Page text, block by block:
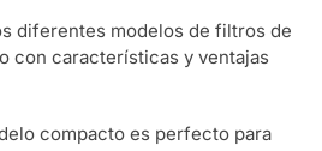
diferentes modelos de filtros de
con características y ventajas
compacto es perfecto para